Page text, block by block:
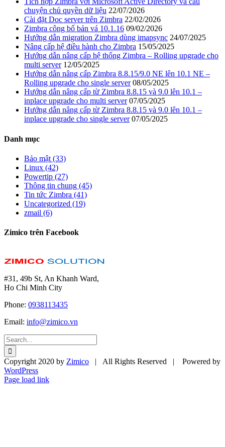
chuyện chủ quyền dữ liệu 22/07/2026
Cài đặt Doc server trên Zimbra 22/02/2026
Zimbra công bố bản vá 10.1.16 09/02/2026
Hướng dẫn migration Zimbra dùng imapsync 24/07/2025
Nâng cấp hệ điều hành cho Zimbra 15/05/2025
Hướng dẫn nâng cấp hệ thống Zimbra – Rolling upgrade cho
multi server 12/05/2025
Hướng dẫn nâng cấp Zimbra 8.8.15/9.0 NE lên 10.1 NE –
Rolling upgrade cho single server 08/05/2025
Hướng dẫn nâng cấp từ Zimbra 8.8.15 và 9.0 lên 10.1 –
inplace upgrade cho multi server 07/05/2025
Hướng dẫn nâng cấp từ Zimbra 8.8.15 và 9.0 lên 10.1 –
inplace upgrade cho single server 07/05/2025
Danh mục
Bảo mật (33)
Linux (42)
Powertip (27)
Thông tin chung (45)
Tin tức Zimbra (41)
Uncategorized (19)
zmail (6)
Zimico trên Facebook
#31, 49b St, An Khanh Ward,
Ho Chi Minh City
Phone: 0938113435
Email: info@zimico.vn
Search
for:
Copyright 2020 by Zimico | All Rights Reserved | Powered by
WordPress
Facebook
Twitter
Page load link